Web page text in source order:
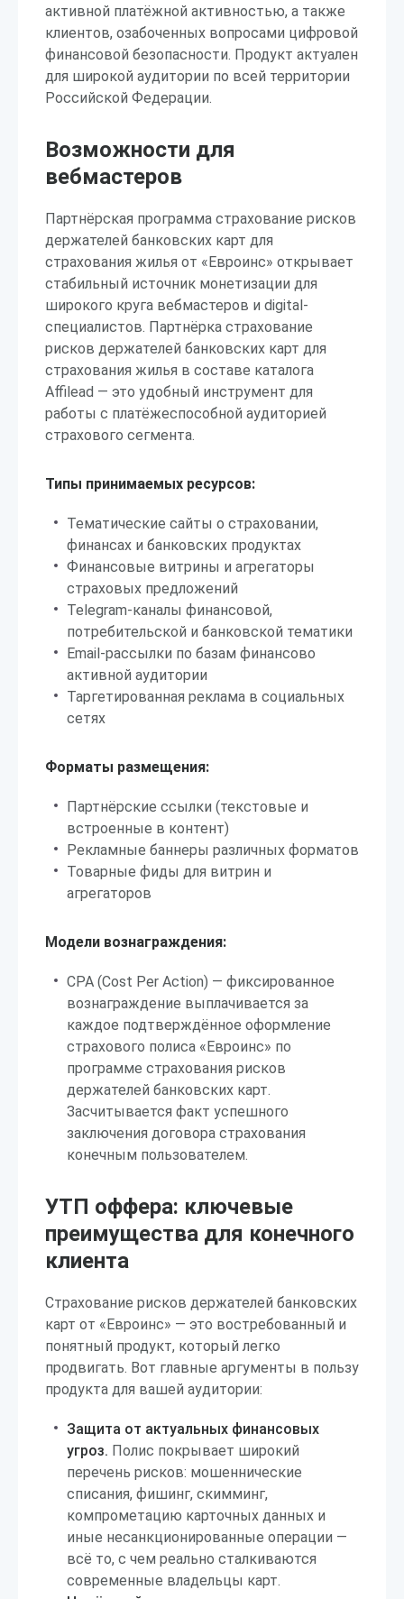
активной платёжной активностью, а также
клиентов, озабоченных вопросами цифровой
финансовой безопасности. Продукт актуален
для широкой аудитории по всей территории
Российской Федерации.
Возможности для
вебмастеров
Партнёрская программа страхование рисков
держателей банковских карт для
страхования жилья от «Евроинс» открывает
стабильный источник монетизации для
широкого круга вебмастеров и digital-
специалистов. Партнёрка страхование
рисков держателей банковских карт для
страхования жилья в составе каталога
Affilead — это удобный инструмент для
работы с платёжеспособной аудиторией
страхового сегмента.
Типы принимаемых ресурсов:
Тематические сайты о страховании,
финансах и банковских продуктах
Финансовые витрины и агрегаторы
страховых предложений
Telegram-каналы финансовой,
потребительской и банковской тематики
Email-рассылки по базам финансово
активной аудитории
Таргетированная реклама в социальных
сетях
Форматы размещения:
Партнёрские ссылки (текстовые и
встроенные в контент)
Рекламные баннеры различных форматов
Товарные фиды для витрин и
агрегаторов
Модели вознаграждения:
CPA (Cost Per Action) — фиксированное
вознаграждение выплачивается за
каждое подтверждённое оформление
страхового полиса «Евроинс» по
программе страхования рисков
держателей банковских карт.
Засчитывается факт успешного
заключения договора страхования
конечным пользователем.
УТП оффера: ключевые
преимущества для конечного
клиента
Страхование рисков держателей банковских
карт от «Евроинс» — это востребованный и
понятный продукт, который легко
продвигать. Вот главные аргументы в пользу
продукта для вашей аудитории:
Защита от актуальных финансовых
угроз. Полис покрывает широкий
перечень рисков: мошеннические
списания, фишинг, скимминг,
компрометацию карточных данных и
иные несанкционированные операции —
всё то, с чем реально сталкиваются
современные владельцы карт.